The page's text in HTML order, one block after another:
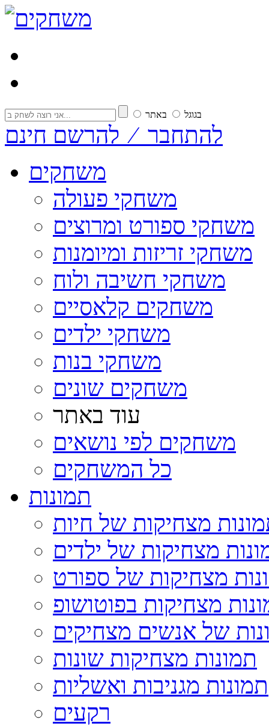
בגוגל באתר
להתחבר ⁄ להרשם חינם
משחקים
משחקי פעולה
משחקי ספורט ומרוצים
משחקי זריזות ומיומנות
משחקי חשיבה ולוח
משחקים קלאסיים
משחקי ילדים
משחקי בנות
משחקים שונים
עוד באתר
משחקים לפי נושאים
כל המשחקים
תמונות
מצחיקות של חיות
מצחיקות של ילדים
מצחיקות של ספורט
מצחיקות בפוטושופ
של אנשים מצחיקים
תמונות מצחיקות שונות
תמונות מגניבות ואשליות
רקעים